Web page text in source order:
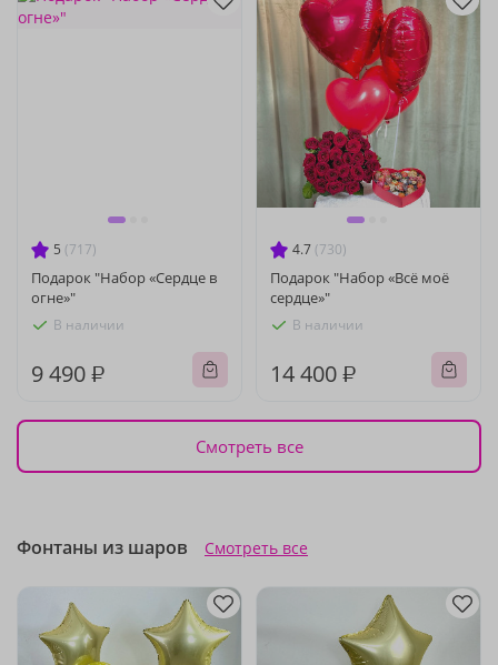
5 (717)
Подарок "Набор «Сердце в
огне»"
В наличии
9 490 ₽
4.7 (730)
Подарок "Набор «Всё моё
сердце»"
В наличии
14 400 ₽
Смотреть все
Фонтаны из шаров Смотреть все